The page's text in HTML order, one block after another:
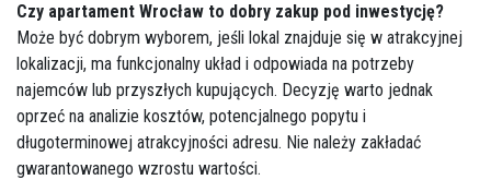
Czy apartament Wrocław to dobry zakup pod inwestycję?
Może być dobrym wyborem, jeśli lokal znajduje się w atrakcyjnej
lokalizacji, ma funkcjonalny układ i odpowiada na potrzeby
najemców lub przyszłych kupujących. Decyzję warto jednak
oprzeć na analizie kosztów, potencjalnego popytu i
długoterminowej atrakcyjności adresu. Nie należy zakładać
gwarantowanego wzrostu wartości.